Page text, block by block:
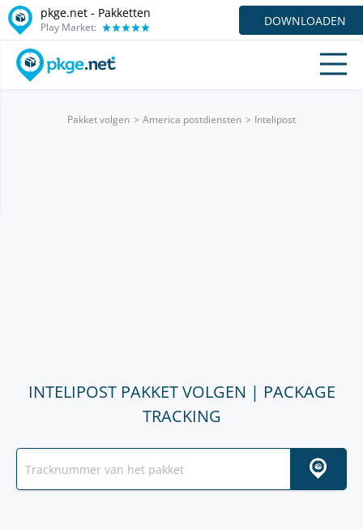
pkge.net - Pakketten
Play Market: DOWNLOADEN
Pakket volgen America postdiensten Intelipost
INTELIPOST PAKKET VOLGEN | PACKAGE
TRACKING